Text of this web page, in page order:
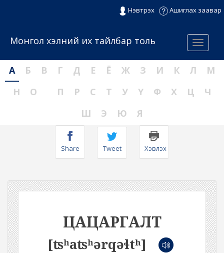
Нэвтрэх Ашиглах заавар
Menu
Монгол хэлний их тайлбар толь
А Б В Г Д Е Ё Ж З И К Л
М
Н
О П Р С Т У Ү Ф Х Ц
Ч
Ш
Э Ю Я
Share Tweet Хэвлэх
ЦАЦАРГАЛТ
[ʦʰaʦʰərqəɬtʰ]